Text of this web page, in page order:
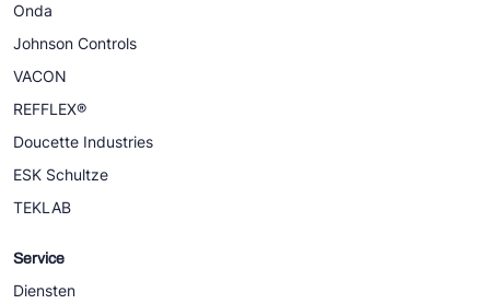
Onda
Johnson Controls
VACON
REFFLEX®
Doucette Industries
ESK Schultze
TEKLAB
Service
Diensten